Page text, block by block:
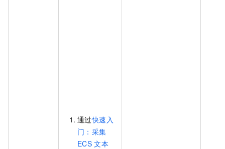
通过快速入
门：采集
ECS 文本